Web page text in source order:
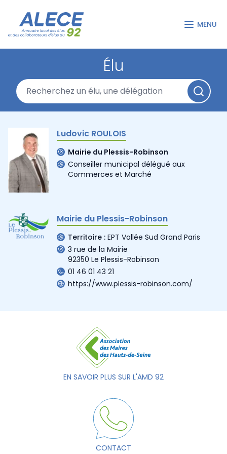
MENU
Élu
Ludovic ROULOIS
Mairie du Plessis-Robinson
Conseiller municipal délégué aux
Commerces et Marché
Mairie du Plessis-Robinson
Territoire : EPT Vallée Sud Grand Paris
3 rue de la Mairie
92350 Le Plessis-Robinson
01 46 01 43 21
https://www.plessis-robinson.com/
EN SAVOIR PLUS SUR L'AMD 92
CONTACT